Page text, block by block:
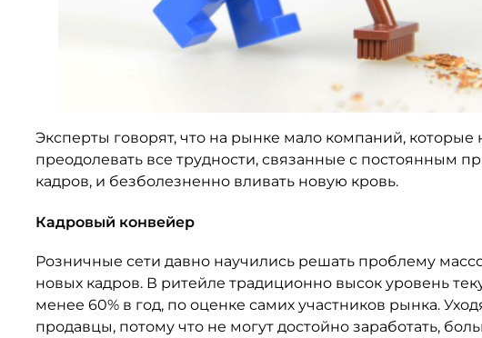
Эксперты говорят, что на рынке мало компаний, которые
преодолевать все трудности, связанные с постоянным
кадров, и безболезненно вливать новую кровь.
Кадровый конвейер
Розничные сети давно научились решать проблему
новых кадров. В ритейле традиционно высок уровень
менее 60% в год, по оценке самих участников рынка.
продавцы, потому что не могут достойно заработать,